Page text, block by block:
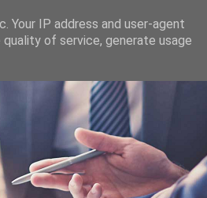
Your IP address and user-agent
of service, generate usage